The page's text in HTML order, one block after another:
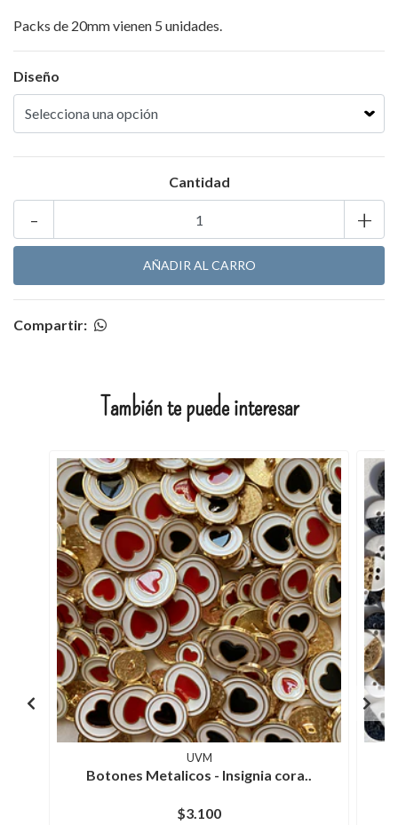
Packs de 20mm vienen 5 unidades.
Diseño
Cantidad
+
-
Compartir:
También te puede interesar
UVM
Botones Metalicos - Insignia cora..
$3.100